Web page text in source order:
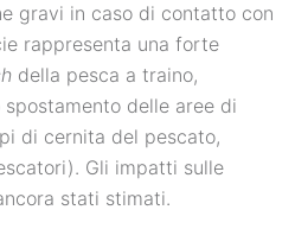
gravi in caso di contatto con
rappresenta una forte
della pesca a traino,
delle aree di
di cernita del pescato,
Gli impatti sulle
stati stimati.